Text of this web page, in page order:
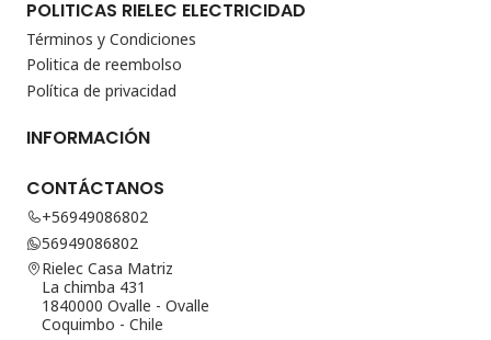
POLITICAS RIELEC ELECTRICIDAD
Términos y Condiciones
Politica de reembolso
Política de privacidad
INFORMACIÓN
CONTÁCTANOS
+56949086802
56949086802
Rielec Casa Matriz
La chimba 431
1840000 Ovalle - Ovalle
Coquimbo - Chile